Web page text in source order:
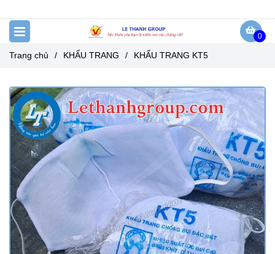
0
Trang chủ / KHẨU TRANG / KHẨU TRANG KT5